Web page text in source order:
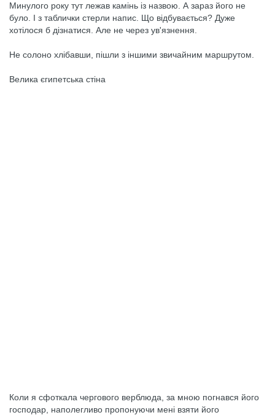
Минулого року тут лежав камінь із назвою. А зараз його не
було. І з таблички стерли напис. Що відбувається? Дуже
хотілося б дізнатися. Але не через ув'язнення.
Не солоно хлібавши, пішли з іншими звичайним маршрутом.
Велика єгипетська стіна
Коли я сфоткала чергового верблюда, за мною погнався його
господар, наполегливо пропонуючи мені взяти його